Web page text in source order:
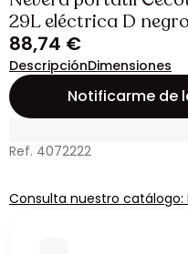
29L eléctrica D negro
88,74 €
DescripciónDimensiones
Notificarme de
Ref. 4072222
Consulta nuestro